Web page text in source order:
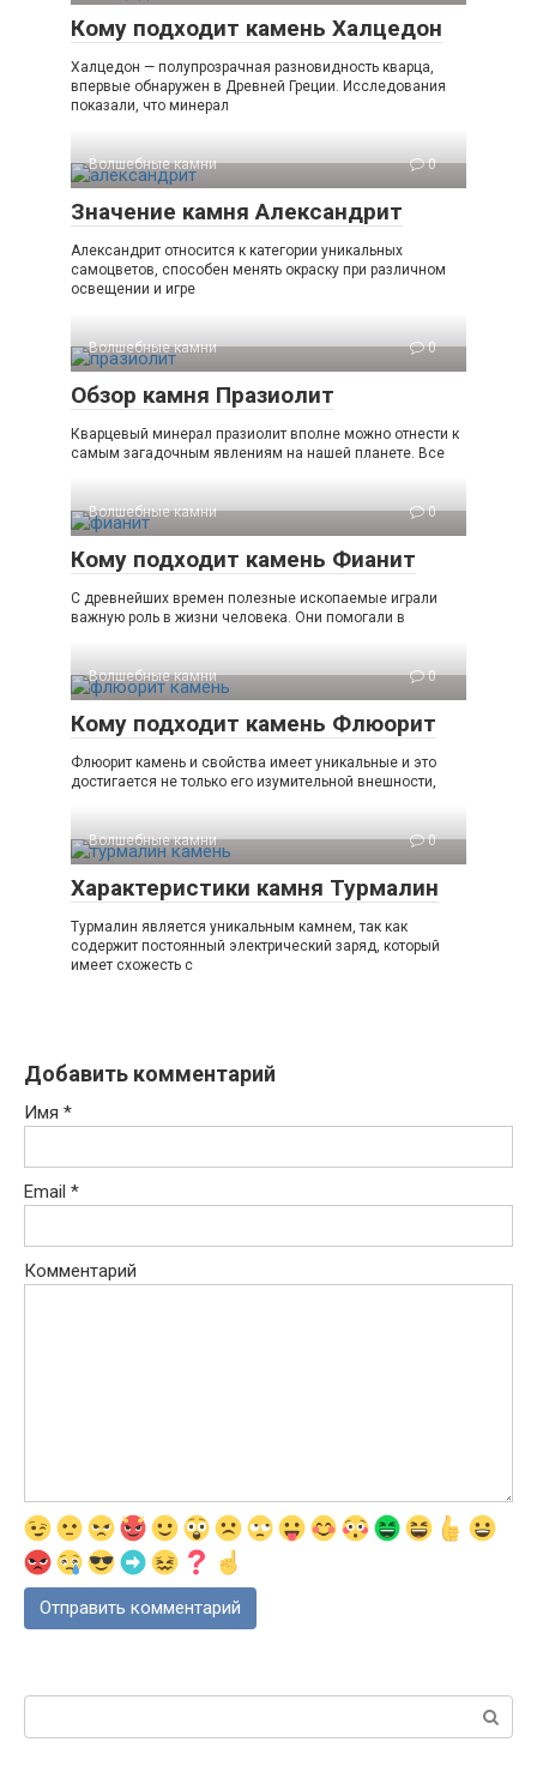
Кому подходит камень Халцедон
Халцедон — полупрозрачная разновидность кварца,
впервые обнаружен в Древней Греции. Исследования
показали, что минерал
Волшебные камни 0
Значение камня Александрит
Александрит относится к категории уникальных
самоцветов, способен менять окраску при различном
освещении и игре
Волшебные камни 0
Обзор камня Празиолит
Кварцевый минерал празиолит вполне можно отнести к
самым загадочным явлениям на нашей планете. Все
Волшебные камни 0
Кому подходит камень Фианит
С древнейших времен полезные ископаемые играли
важную роль в жизни человека. Они помогали в
Волшебные камни 0
Кому подходит камень Флюорит
Флюорит камень и свойства имеет уникальные и это
достигается не только его изумительной внешности,
Волшебные камни 0
Характеристики камня Турмалин
Турмалин является уникальным камнем, так как
содержит постоянный электрический заряд, который
имеет схожесть с
Добавить комментарий
Имя *
Email *
Комментарий